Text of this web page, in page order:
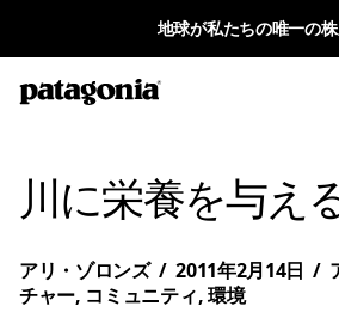
地球が私たちの唯一の
川に栄養を与え
アリ・ゾロンズ / 2011年2月14日 /
チャー, コミュニティ,環境